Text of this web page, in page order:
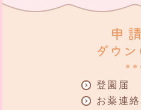
登園届
お薬連絡